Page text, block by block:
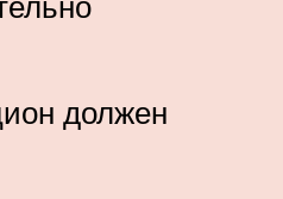
должен